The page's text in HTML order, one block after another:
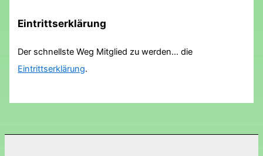
Eintrittserklärung
Der schnellste Weg Mitglied zu werden... die
Eintrittserklärung.